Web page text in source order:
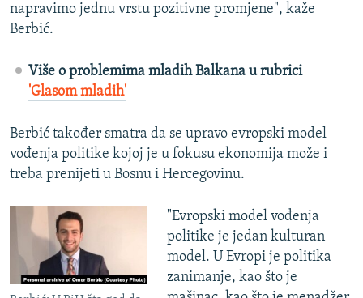
napravimo jednu vrstu pozitivne promjene", kaže
Berbić.
Više o problemima mladih Balkana u rubrici
'Glasom mladih'
Berbić također smatra da se upravo evropski model
vođenja politike kojoj je u fokusu ekonomija može i
treba prenijeti u Bosnu i Hercegovinu.
"Evropski model vođenja
politike je jedan kulturan
model. U Evropi je politika
zanimanje, kao što je